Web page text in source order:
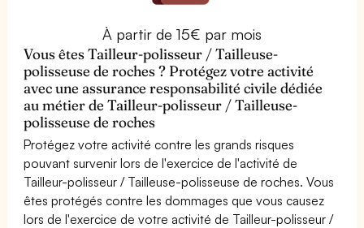
À partir de 15€ par mois
Vous êtes Tailleur-polisseur / Tailleuse-
polisseuse de roches ? Protégez votre activité
avec une assurance responsabilité civile dédiée
au métier de Tailleur-polisseur / Tailleuse-
polisseuse de roches
Protégez votre activité contre les grands risques
pouvant survenir lors de l'exercice de l'activité de
Tailleur-polisseur / Tailleuse-polisseuse de roches. Vous
êtes protégés contre les dommages que vous causez
lors de l'exercice de votre activité de Tailleur-polisseur /